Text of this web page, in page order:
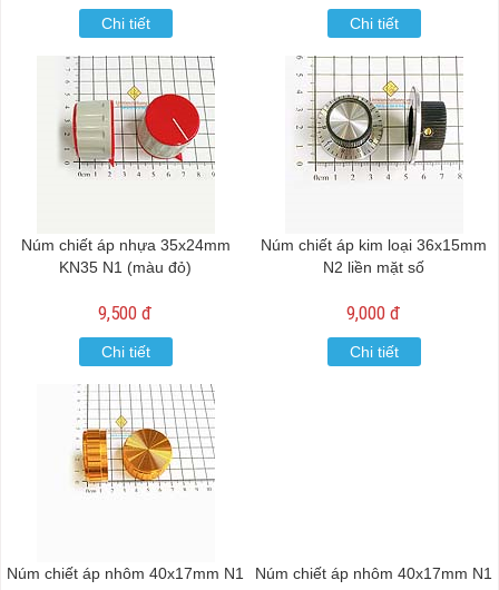
Chi tiết Chi tiết
Núm chiết áp nhựa 35x24mm
KN35 N1 (màu đỏ)
9,500 đ
Chi tiết
Núm chiết áp kim loại 36x15mm
N2 liền mặt số
9,000 đ
Chi tiết
Núm chiết áp nhôm 40x17mm N1
Núm chiết áp nhôm 40x17mm N1